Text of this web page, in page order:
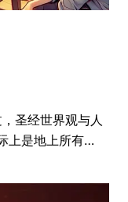
圣经世界观与人
上是地上所有…